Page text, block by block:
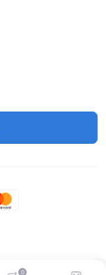
0